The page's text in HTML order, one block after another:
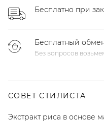
Бесплатно при
Бесплатный
Без вопросов
СОВЕТ СТИЛИСТА
Экстракт риса в основе